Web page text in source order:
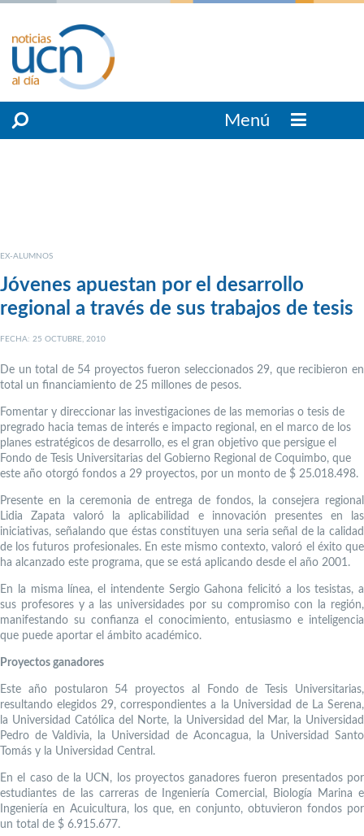
Menú
EX-ALUMNOS
Jóvenes apuestan por el desarrollo
regional a través de sus trabajos de tesis
FECHA: 25 OCTUBRE, 2010
De un total de 54 proyectos fueron seleccionados 29, que recibieron en
total un financiamiento de 25 millones de pesos.
Fomentar y direccionar las investigaciones de las memorias o tesis de
pregrado hacia temas de interés e impacto regional, en el marco de los
planes estratégicos de desarrollo, es el gran objetivo que persigue el
Fondo de Tesis Universitarias del Gobierno Regional de Coquimbo, que
este año otorgó fondos a 29 proyectos, por un monto de $ 25.018.498.
Presente en la ceremonia de entrega de fondos, la consejera regional
Lidia Zapata valoró la aplicabilidad e innovación presentes en las
iniciativas, señalando que éstas constituyen una seria señal de la calidad
de los futuros profesionales. En este mismo contexto, valoró el éxito que
ha alcanzado este programa, que se está aplicando desde el año 2001.
En la misma línea, el intendente Sergio Gahona felicitó a los tesistas, a
sus profesores y a las universidades por su compromiso con la región,
manifestando su confianza el conocimiento, entusiasmo e inteligencia
que puede aportar el ámbito académico.
Proyectos ganadores
Este año postularon 54 proyectos al Fondo de Tesis Universitarias,
resultando elegidos 29, correspondientes a la Universidad de La Serena,
la Universidad Católica del Norte, la Universidad del Mar, la Universidad
Pedro de Valdivia, la Universidad de Aconcagua, la Universidad Santo
Tomás y la Universidad Central.
En el caso de la UCN, los proyectos ganadores fueron presentados por
estudiantes de las carreras de Ingeniería Comercial, Biología Marina e
Ingeniería en Acuicultura, los que, en conjunto, obtuvieron fondos por
un total de $ 6.915.677.